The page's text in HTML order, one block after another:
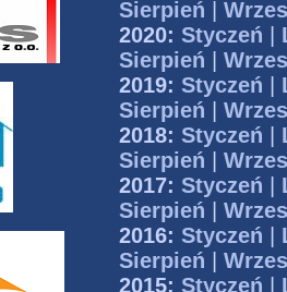
Sierpień
2020: Styczeń
Sierpień
2019: Styczeń
Sierpień
2018: Styczeń
Sierpień
2017: Styczeń
Sierpień
2016: Styczeń
Sierpień
2015: Styczeń